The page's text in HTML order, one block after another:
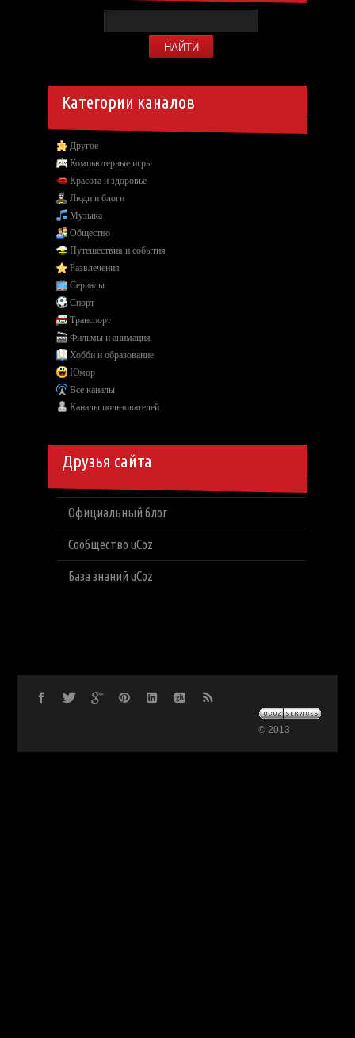
Категории каналов
Другое
Компьютерные игры
Красота и здоровье
Люди и блоги
Музыка
Общество
Путешествия и события
Развлечения
Сериалы
Спорт
Транспорт
Фильмы и анимация
Хобби и образование
Юмор
Все каналы
Каналы пользователей
Друзья сайта
Официальный блог
Сообщество uCoz
База знаний uCoz
© 2013